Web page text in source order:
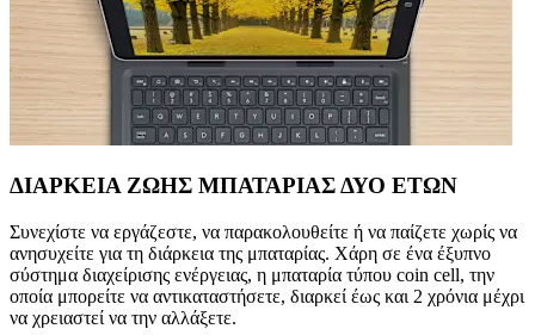
ΔΙΑΡΚΕΙΑ ΖΩΗΣ ΜΠΑΤΑΡΙΑΣ ΔΥΟ ΕΤΩΝ
Συνεχίστε να εργάζεστε, να παρακολουθείτε ή να παίζετε χωρίς να
ανησυχείτε για τη διάρκεια της μπαταρίας. Χάρη σε ένα έξυπνο
σύστημα διαχείρισης ενέργειας, η μπαταρία τύπου coin cell, την
οποία μπορείτε να αντικαταστήσετε, διαρκεί έως και 2 χρόνια μέχρι
να χρειαστεί να την αλλάξετε.